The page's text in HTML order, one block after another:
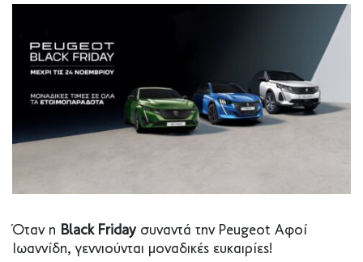
Όταν η Black Fridayσυναντά την Peugeot Αφοί
Ιωαννίδη, γεννιούνται μοναδικές ευκαιρίες!